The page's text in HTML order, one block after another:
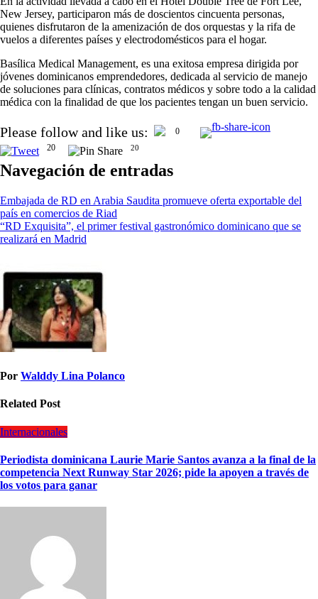
New Jersey, participaron más de doscientos cincuenta personas,
quienes disfrutaron de la amenización de dos orquestas y la rifa de
vuelos a diferentes países y electrodomésticos para el hogar.
Basílica Medical Management, es una exitosa empresa dirigida por
jóvenes dominicanos emprendedores, dedicada al servicio de manejo
de soluciones para clínicas, contratos médicos y sobre todo a la calidad
médica con la finalidad de que los pacientes tengan un buen servicio.
Please follow and like us:
0
20
20
Navegación de entradas
Embajada de RD en Arabia Saudita promueve oferta exportable del
país en comercios de Riad
“RD Exquisita”, el primer festival gastronómico dominicano que se
realizará en Madrid
Por Walddy Lina Polanco
Related Post
Internacionales
Periodista dominicana Laurie Marie Santos avanza a la final de la
competencia Next Runway Star 2026; pide la apoyen a través de
los votos para ganar